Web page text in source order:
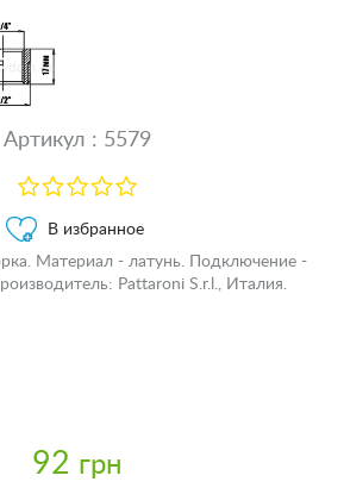
Артикул : 5579
В избранное
Материал - латунь. Подключение -
Pattaroni S.r.l., Италия.
92 грн